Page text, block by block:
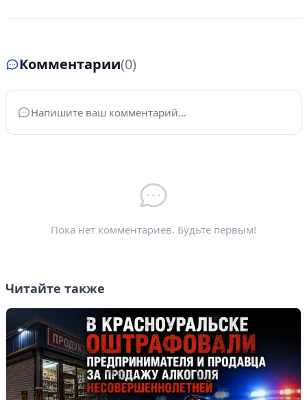
Комментарии(0)
Ваше имя*
Пока нет комментариев. Будьте первым!
Читайте также